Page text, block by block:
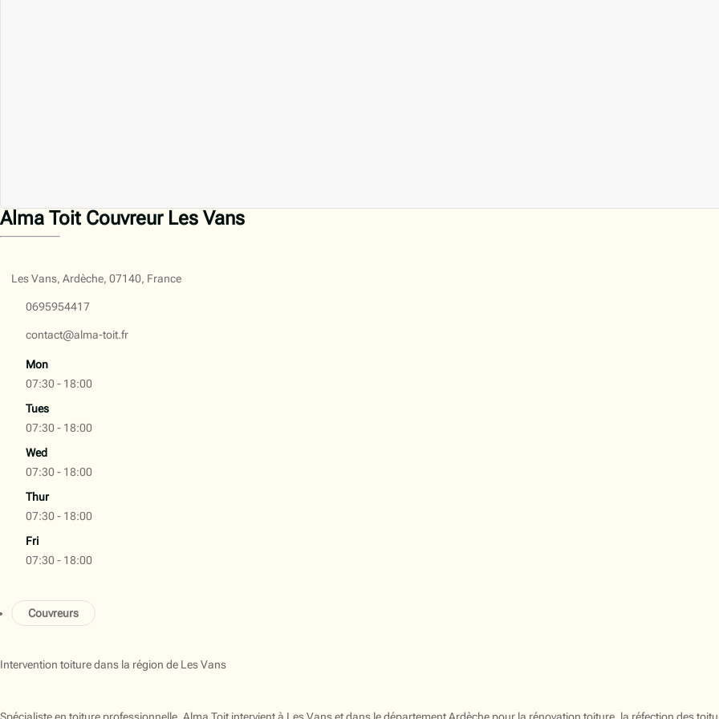
Alma Toit Couvreur Les Vans
Les Vans, Ardèche, 07140, France
0695954417
contact@alma-toit.fr
Mon
07:30 - 18:00
Tues
07:30 - 18:00
Wed
07:30 - 18:00
Thur
07:30 - 18:00
Fri
07:30 - 18:00
Couvreurs
Intervention toiture dans la région de Les Vans